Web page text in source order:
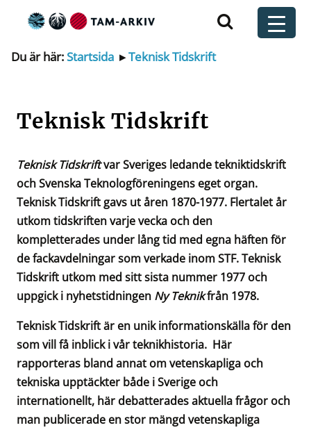
Huvudnavigering
Du är här:Startsida ▸Teknisk Tidskrift
Teknisk Tidskrift
Teknisk Tidskriftvar Sveriges ledande tekniktidskrift
och Svenska Teknolog­föreningens eget organ.
Teknisk Tidskrift gavs ut åren 1870-1977. Flertalet år
utkom tidskriften varje vecka och den
kompletterades under lång tid med egna häften för
de fackavdelningar som verkade inom STF. Teknisk
Tidskrift utkom med sitt sista nummer 1977 och
uppgick i nyhetstidningen Ny Teknikfrån 1978.
Teknisk Tidskrift är en unik informationskälla för den
som vill få inblick i vår teknikhistoria. Här
rapporteras bland annat om vetenskapliga och
tekniska upptäckter både i Sverige och
internationellt, här debatterades aktuella frågor och
man publicerade en stor mängd vetenskapliga